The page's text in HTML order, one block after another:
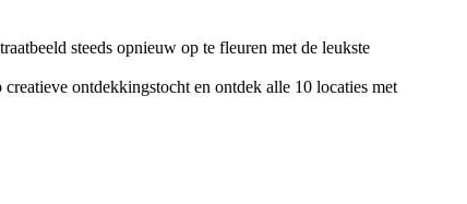
steeds opnieuw op te fleuren met de leukste
ontdekkingstocht en ontdek alle 10 locaties met